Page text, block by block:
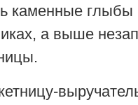
каменные
а выше